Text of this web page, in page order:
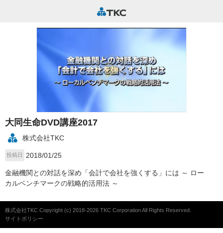
大同生命DVD講座2017
株式会社TKC
投稿日 2018/01/25
金融機関との対話を深め「会計で会社を強くする」には ～ ロー
カルベンチマークの戦略的活用法 ～
株式会社TKC Copyright (c) 2018-2026 TKC Corporation All Rights Reserved.
サイトポリシー